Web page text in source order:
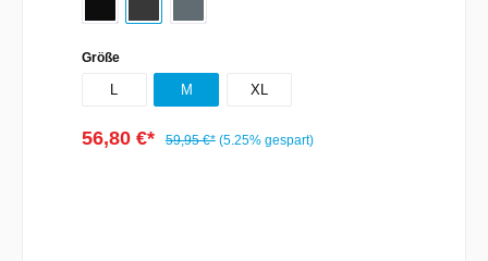
LabelMaterial: 50% Baumwolle, 50% Polyester
Größe
L M XL
56,80 €* 59,95 €* (5.25% gespart)